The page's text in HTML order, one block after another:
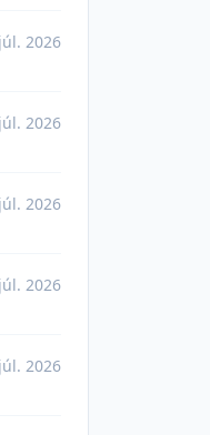
2026
2026
2026
2026
2026